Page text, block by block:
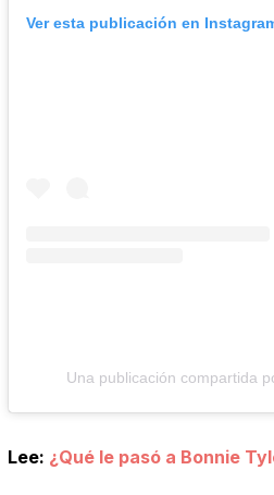
Ver esta publicación en
Una publicación compartida
Lee: ¿Qué le pasó a Bonnie